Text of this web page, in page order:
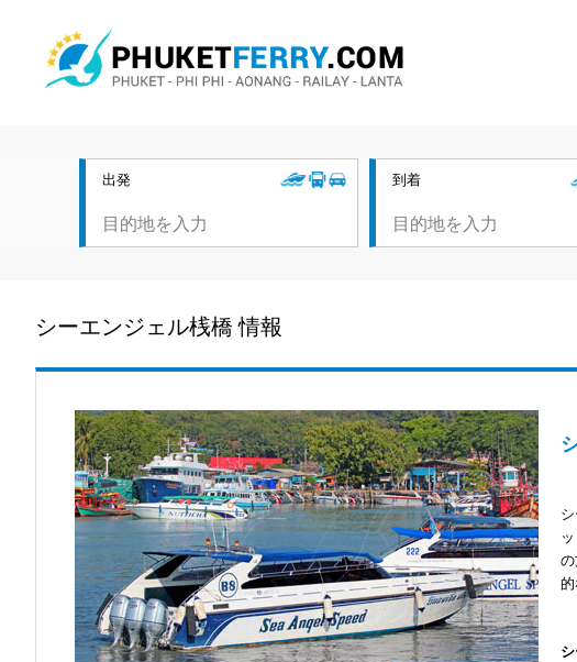
出発 到着
シーエンジェル桟橋 情報